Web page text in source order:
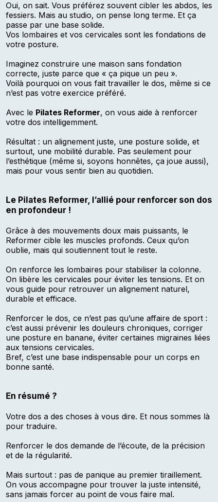
Oui, on sait. Vous préférez souvent cibler les abdos, les
fessiers. Mais au studio, on pense long terme. Et ça
passe par une base solide.
Vos lombaires et vos cervicales sont les fondations de
votre posture.
Imaginez construire une maison sans fondation
correcte, juste parce que « ça pique un peu ».
Voilà pourquoi on vous fait travailler le dos, même si ce
n’est pas votre exercice préféré.
Avec le Pilates Reformer, on vous aide à renforcer
votre dos intelligemment.
Résultat : un alignement juste, une posture solide, et
surtout, une mobilité durable. Pas seulement pour
l’esthétique (même si, soyons honnêtes, ça joue aussi),
mais pour vous sentir bien au quotidien.
Le Pilates Reformer, l’allié pour renforcer son dos
en profondeur !
Grâce à des mouvements doux mais puissants, le
Reformer cible les muscles profonds. Ceux qu’on
oublie, mais qui soutiennent tout le reste.
On renforce les lombaires pour stabiliser la colonne.
On libère les cervicales pour éviter les tensions. Et on
vous guide pour retrouver un alignement naturel,
durable et efficace.
Renforcer le dos, ce n’est pas qu’une affaire de sport :
c’est aussi prévenir les douleurs chroniques, corriger
une posture en banane, éviter certaines migraines liées
aux tensions cervicales.
Bref, c’est une base indispensable pour un corps en
bonne santé.
En résumé ?
Votre dos a des choses à vous dire. Et nous sommes là
pour traduire.
Renforcer le dos demande de l’écoute, de la précision
et de la régularité.
Mais surtout : pas de panique au premier tiraillement.
On vous accompagne pour trouver la juste intensité,
sans jamais forcer au point de vous faire mal.